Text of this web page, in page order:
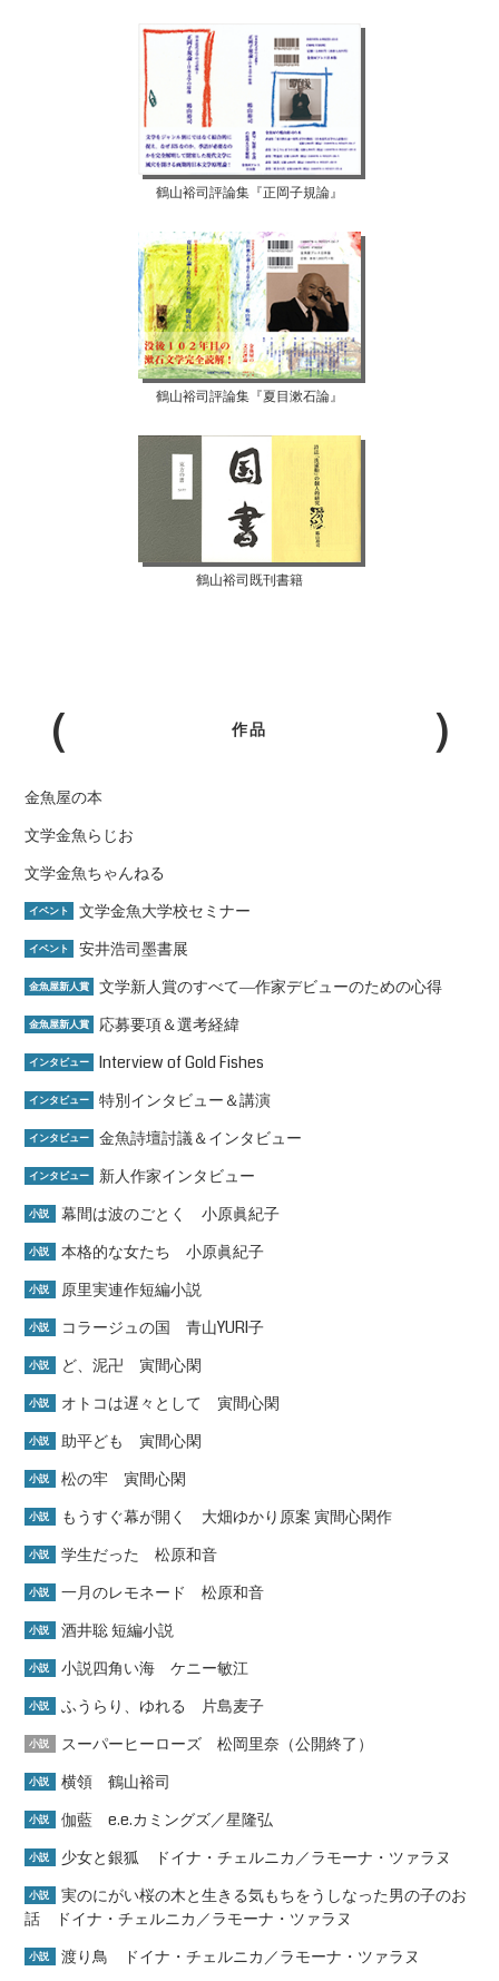
鶴山裕司評論集『正岡子規論』
鶴山裕司評論集『夏目漱石論』
鶴山裕司既刊書籍
作品
金魚屋の本
文学金魚らじお
文学金魚ちゃんねる
イベント 文学金魚大学校セミナー
イベント 安井浩司墨書展
金魚屋新人賞 文学新人賞のすべて―作家デビューのための心得
金魚屋新人賞 応募要項＆選考経緯
インタビュー Interview of Gold Fishes
インタビュー 特別インタビュー＆講演
インタビュー 金魚詩壇討議＆インタビュー
インタビュー 新人作家インタビュー
小説 幕間は波のごとく 小原眞紀子
小説 本格的な女たち 小原眞紀子
小説 原里実連作短編小説
小説 コラージュの国 青山YURI子
小説 ど、泥卍 寅間心閑
小説 オトコは遅々として 寅間心閑
小説 助平ども 寅間心閑
小説 松の牢 寅間心閑
小説 もうすぐ幕が開く 大畑ゆかり原案 寅間心閑作
小説 学生だった 松原和音
小説 一月のレモネード 松原和音
小説 酒井聡 短編小説
小説 小説四角い海 ケニー敏江
小説 ふうらり、ゆれる 片島麦子
小説 スーパーヒーローズ 松岡里奈（公開終了）
小説 横領 鶴山裕司
小説 伽藍 e.e.カミングズ／星隆弘
小説 少女と銀狐 ドイナ・チェルニカ／ラモーナ・ツァラヌ
小説
実のにがい桜の木と生きる気もちをうしなった男の子のお
話 ドイナ・チェルニカ／ラモーナ・ツァラヌ
小説 渡り鳥 ドイナ・チェルニカ／ラモーナ・ツァラヌ